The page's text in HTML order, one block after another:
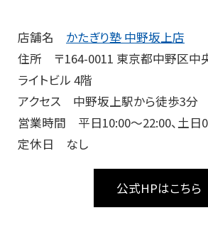
店舗名 かたぎり塾 中野坂上店
住所 〒164-0011 東京都中野区中
ライトビル 4階
アクセス 中野坂上駅から徒歩3分
営業時間 平日10:00～22:00、土日
定休日 なし
公式HPはこちら